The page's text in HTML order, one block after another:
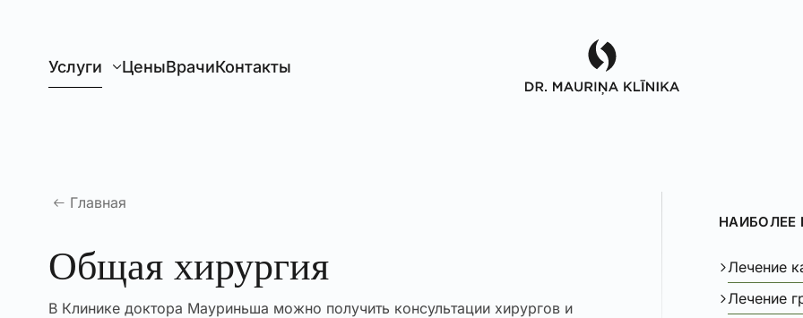
Услуги ЦеныВрачиКонтакты
Главная
Общая хирургия
В Клинике доктора Мауриньша можно получить консультации хирургов и
НАИБОЛЕЕ
Лечение
Лечение